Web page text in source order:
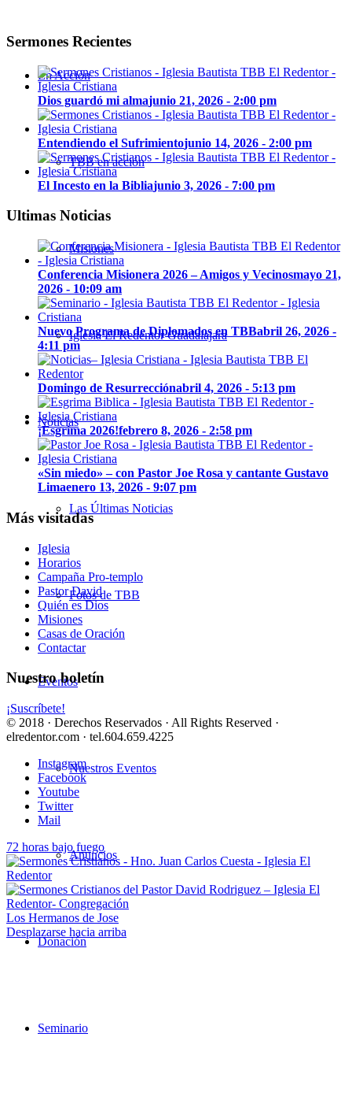
En Acción
TBB en acción
Misiones
Iglesia El Redentor Guadalajara
Noticias
Las Últimas Noticias
Fotos de TBB
Eventos
Nuestros Eventos
Anuncios
Donación
Seminario
Sermones Recientes
Dios guardó mi almajunio 21, 2026 - 2:00 pm
Entendiendo el Sufrimientojunio 14, 2026 - 2:00 pm
El Incesto en la Bibliajunio 3, 2026 - 7:00 pm
Ultimas Noticias
Conferencia Misionera 2026 – Amigos y Vecinosmayo 21,
2026 - 10:09 am
Nuevo Programa de Diplomados en TBBabril 26, 2026 -
4:11 pm
Domingo de Resurrecciónabril 4, 2026 - 5:13 pm
¡Esgrima 2026!febrero 8, 2026 - 2:58 pm
«Sin miedo» – con Pastor Joe Rosa y cantante Gustavo
Limaenero 13, 2026 - 9:07 pm
Más visitadas
Iglesia
Horarios
Campaña Pro-templo
Pastor David
Quién es Dios
Misiones
Casas de Oración
Contactar
Nuestro boletín
¡Suscríbete!
© 2018 · Derechos Reservados · All Rights Reserved ·
elredentor.com · tel.604.659.4225
Instagram
Facebook
Youtube
Twitter
Mail
72 horas bajo fuego
Los Hermanos de Jose
Desplazarse hacia arriba